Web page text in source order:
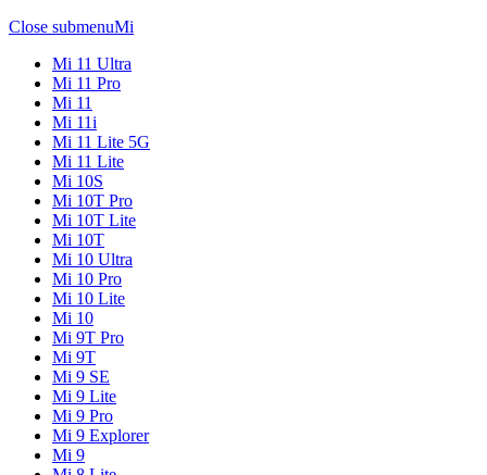
Close submenuMi
Mi 11 Ultra
Mi 11 Pro
Mi 11
Mi 11i
Mi 11 Lite 5G
Mi 11 Lite
Mi 10S
Mi 10T Pro
Mi 10T Lite
Mi 10T
Mi 10 Ultra
Mi 10 Pro
Mi 10 Lite
Mi 10
Mi 9T Pro
Mi 9T
Mi 9 SE
Mi 9 Lite
Mi 9 Pro
Mi 9 Explorer
Mi 9